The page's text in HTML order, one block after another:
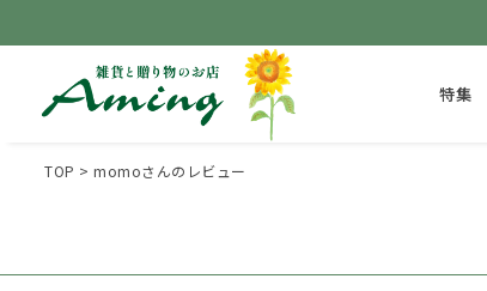
特集
TOP momoさんのレビュー